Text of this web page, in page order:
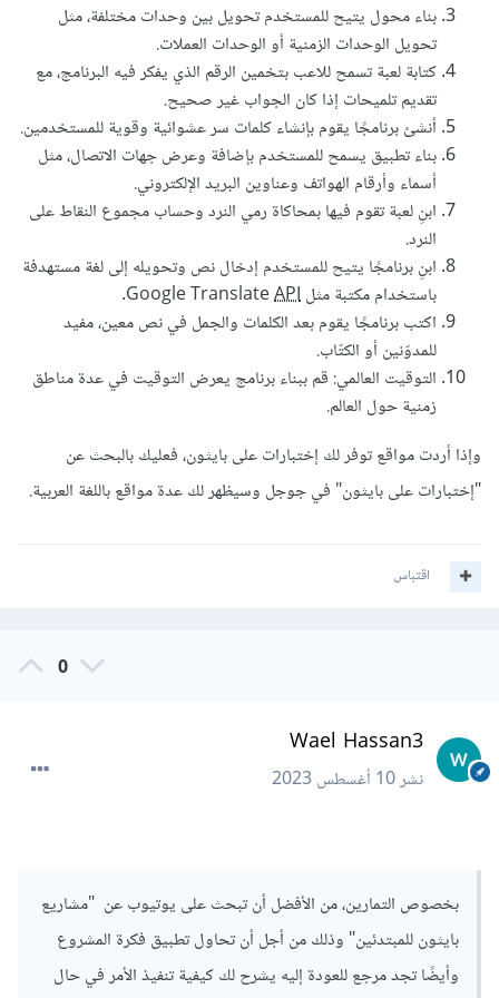
بناء محول يتيح للمستخدم تحويل بين وحدات مختلفة، مثل
تحويل الوحدات الزمنية أو الوحدات العملات.
كتابة لعبة تسمح للاعب بتخمين الرقم الذي يفكر فيه البرنامج، مع
تقديم تلميحات إذا كان الجواب غير صحيح.
أنشئ برنامجًا يقوم بإنشاء كلمات سر عشوائية وقوية للمستخدمين.
بناء تطبيق يسمح للمستخدم بإضافة وعرض جهات الاتصال، مثل
أسماء وأرقام الهواتف وعناوين البريد الإلكتروني.
ابنِ لعبة تقوم فيها بمحاكاة رمي النرد وحساب مجموع النقاط على
النرد.
ابنِ برنامجًا يتيح للمستخدم إدخال نص وتحويله إلى لغة مستهدفة
باستخدام مكتبة مثل Google TranslateAPI
.
اكتب برنامجًا يقوم بعد الكلمات والجمل في نص معين، مفيد
للمدوّنين أو الكتّاب.
التوقيت العالمي: قم ببناء برنامج يعرض التوقيت في عدة مناطق
زمنية حول العالم.
وإذا أردت مواقع توفر لك إختبارات على بايثون، فعليك بالبحث عن
"إختبارات على بايثون" في جوجل وسيظهر لك عدة مواقع باللغة العربية.
اقتباس
0
Wael Hassan3
نشر10 أغسطس 2023
بخصوص التمارين، من الأفضل أن تبحث على يوتيوب عن "مشاريع
بايثون للمبتدئين" وذلك من أجل أن تحاول تطبيق فكرة المشروع
وأيضًا تجد مرجع للعودة إليه يشرح لك كيفية تنفيذ الأمر في حال